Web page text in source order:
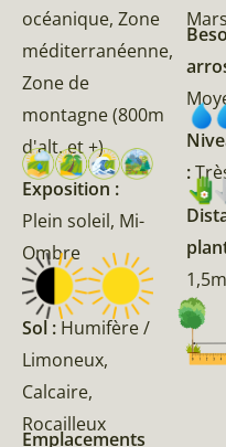
océanique, Zone
méditerranéenne,
Zone de
montagne (800m
d'alt. et +)
Exposition :
Plein soleil, Mi-
Ombre
Sol : Humifère /
Limoneux,
Calcaire,
Rocailleux
Emplacements
:
1,5m